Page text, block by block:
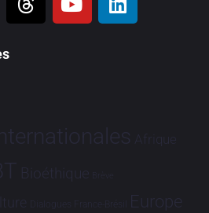
Afrique
Bioéthique Brève
Dialogues France-Brésil Europe